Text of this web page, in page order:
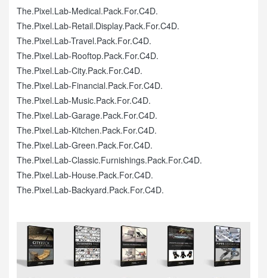
The.Pixel.Lab-Medical.Pack.For.C4D.
The.Pixel.Lab-Retail.Display.Pack.For.C4D.
The.Pixel.Lab-Travel.Pack.For.C4D.
The.Pixel.Lab-Rooftop.Pack.For.C4D.
The.Pixel.Lab-City.Pack.For.C4D.
The.Pixel.Lab-Financial.Pack.For.C4D.
The.Pixel.Lab-Music.Pack.For.C4D.
The.Pixel.Lab-Garage.Pack.For.C4D.
The.Pixel.Lab-Kitchen.Pack.For.C4D.
The.Pixel.Lab-Green.Pack.For.C4D.
The.Pixel.Lab-Classic.Furnishings.Pack.For.C4D.
The.Pixel.Lab-House.Pack.For.C4D.
The.Pixel.Lab-Backyard.Pack.For.C4D.